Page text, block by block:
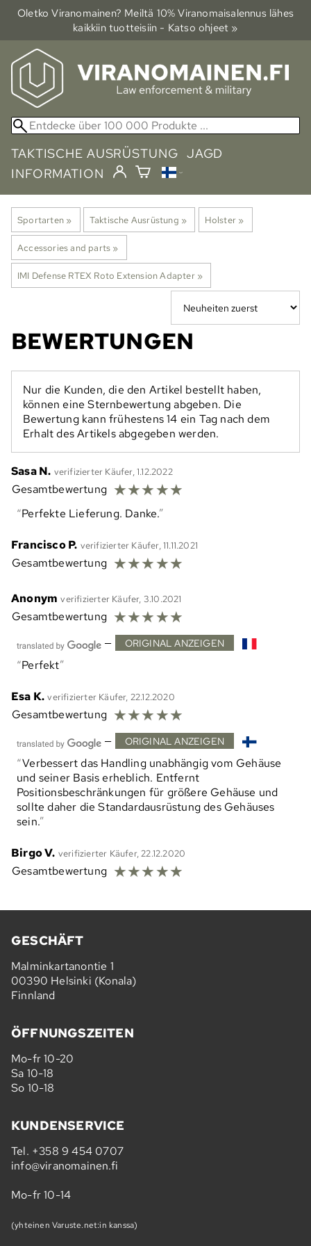
Oletko Viranomainen? Meiltä 10% Viranomais­alennus lähes
kaikkiin tuotteisiin - Katso ohjeet »
TAKTISCHE AUSRÜSTUNG JAGD
INFORMATION
Sportarten ‪» Taktische Ausrüstung ‪» Holster ‪»
Accessories and parts ‪»
IMI Defense RTEX Roto Extension Adapter ‪»
BEWERTUNGEN
Nur die Kunden, die den Artikel bestellt haben,
können eine Sternbewertung abgeben. Die
Bewertung kann frühestens 14 ein Tag nach dem
Erhalt des Artikels abgegeben werden.
Sasa N. verifizierter Käufer, 1.12.2022
Gesamtbewertung ☆☆☆☆☆
Perfekte Lieferung. Danke.
Francisco P. verifizierter Käufer, 11.11.2021
Gesamtbewertung ☆☆☆☆☆
Anonym verifizierter Käufer, 3.10.2021
Gesamtbewertung ☆☆☆☆☆
— ORIGINAL ANZEIGEN
Perfekt
Esa K. verifizierter Käufer, 22.12.2020
Gesamtbewertung ☆☆☆☆☆
— ORIGINAL ANZEIGEN
Verbessert das Handling unabhängig vom Gehäuse
und seiner Basis erheblich. Entfernt
Positionsbeschränkungen für größere Gehäuse und
sollte daher die Standardausrüstung des Gehäuses
sein.
Birgo V. verifizierter Käufer, 22.12.2020
Gesamtbewertung ☆☆☆☆☆
GESCHÄFT
Malminkartanontie 1
00390 Helsinki (Konala)
Finnland
ÖFFNUNGSZEITEN
Mo-fr 10-20
Sa 10-18
So 10-18
KUNDENSERVICE
Tel. +358 9 454 0707
info@viranomainen.fi
Mo-fr 10-14
(yhteinen Varuste.net:in kanssa)